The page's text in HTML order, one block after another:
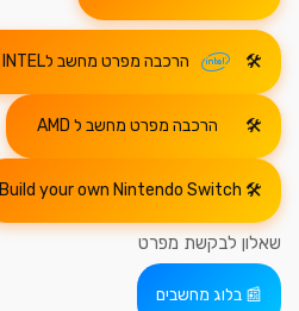
הרכבה מפרט מחשב לINTEL
הרכבה מפרט מחשב ל AMD
Build your own Nintendo Switch
שאלון לבקשת מפרט
בלוג מחשבים